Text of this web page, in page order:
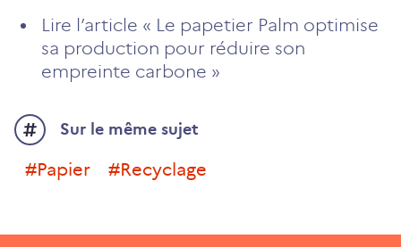
Lire l’article « Le papetier Palm optimise
sa production pour réduire son
empreinte carbone »
Sur le même sujet
#papier #recyclage